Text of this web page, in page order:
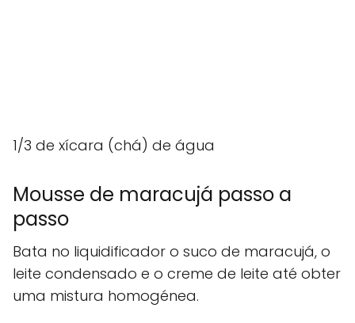
1/3 de xícara (chá) de água
Mousse de maracujá passo a
passo
Bata no liquidificador o suco de maracujá, o
leite condensado e o creme de leite até obter
uma mistura homogénea.